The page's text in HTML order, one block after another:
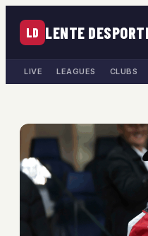
LD LENTE
LIVE LEAGUES CLUBS